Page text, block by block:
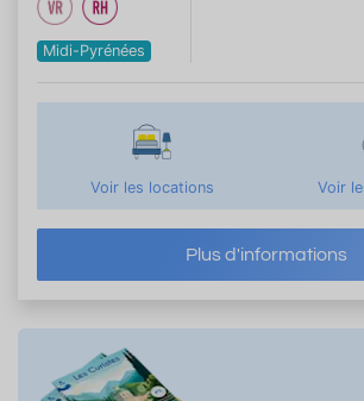
Midi-Pyrénées
Voir les locations Voir
Plus d'informations